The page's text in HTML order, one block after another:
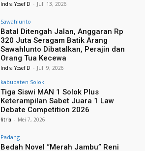
Indra Yosef D - Juli 13, 2026
Sawahlunto
Batal Ditengah Jalan, Anggaran Rp
320 Juta Seragam Batik Arang
Sawahlunto Dibatalkan, Perajin dan
Orang Tua Kecewa
Indra Yosef D - Juli 9, 2026
kabupaten Solok
Tiga Siswi MAN 1 Solok Plus
Keterampilan Sabet Juara 1 Law
Debate Competition 2026
fitria - Mei 7, 2026
Padang
Bedah Novel “Merah Jambu” Reni